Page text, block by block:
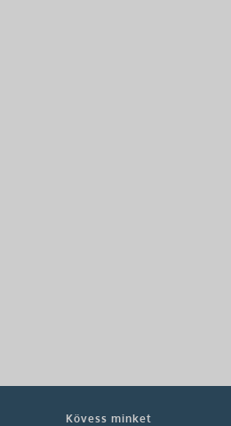
Kövess minket